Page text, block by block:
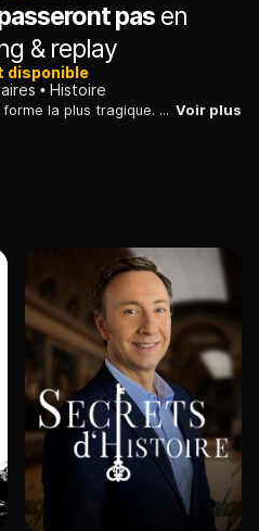
pas en
& replay
disponible
Histoire
Verdun 1916, la guerre sous sa forme la plus tragique. 300 jours de combat, 300 000 morts. Le plus grand choc de l’histoire entre les nations françaises et allemandes... Voir plus